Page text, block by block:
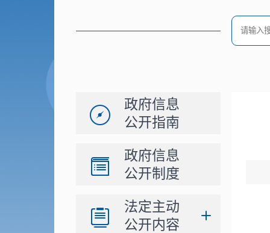
政府信息
公开指南
政府信息
公开制度
法定主动
公开内容